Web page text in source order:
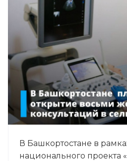
В Башкортостане в
национального проекта